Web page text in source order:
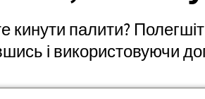
кинути палити?
і використовуючи